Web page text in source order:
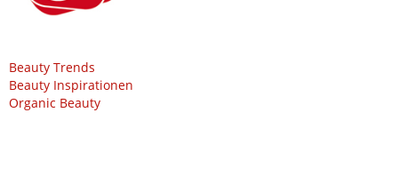
Beauty Trends
Beauty Inspirationen
Organic Beauty